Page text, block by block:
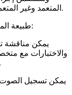
المتعمد وغير المتعمد وفقًا لقوانين ولوائح الإمارات العربية المتحدة.
طبيعة المعلومات خلال خدمة الاستشارة الصحية عن بعد:
يمكن مناقشة
والاختبارات مع
الفيديو التفاعلية وتكنولوجيا الصوت والاتصالات.
يمكن تسجيل الصوت